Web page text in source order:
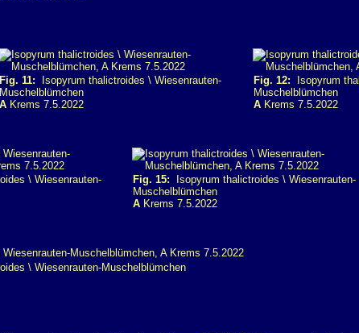
Fig. 11: Isopyrum thalictroides \ Wiesenrauten-
Muschelblümchen
A Krems 7.5.2022
Fig. 12: Isopyrum
Muschelblümchen
A Krems 7.5.2022
\ Wiesenrauten-
Fig. 15: Isopyrum thalictroides \ Wiesenrauten-
Muschelblümchen
A Krems 7.5.2022
\ Wiesenrauten-Muschelblümchen